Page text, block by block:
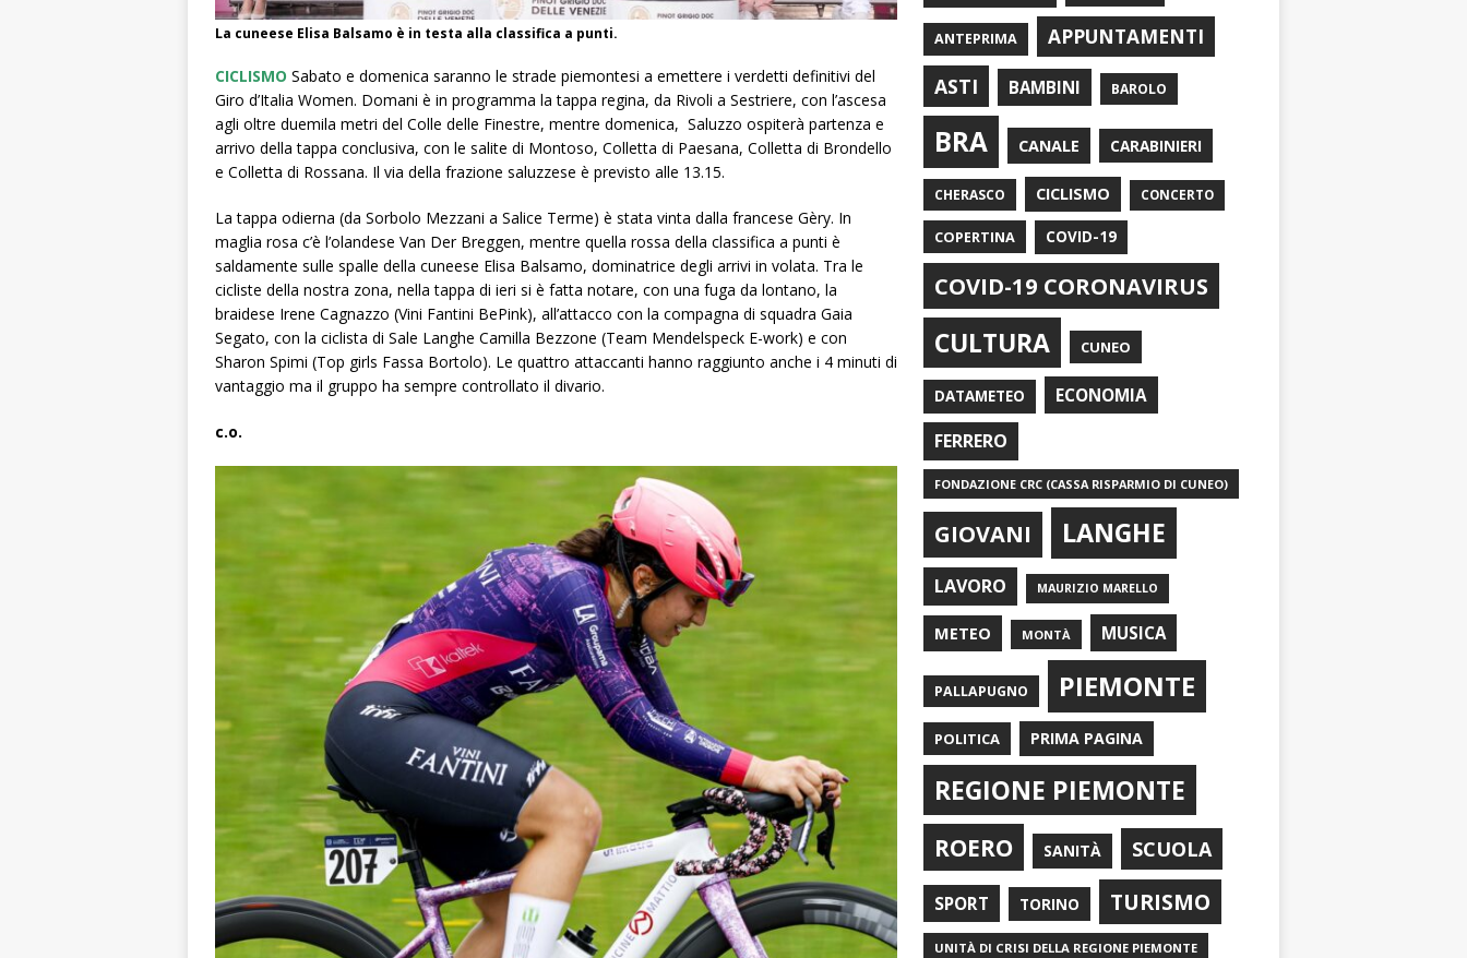
La cuneese Elisa Balsamo è in testa alla classifica a punti.
CICLISMO Sabato e domenica saranno le strade piemontesi a emettere i verdetti definitivi del
Giro d’Italia Women. Domani è in programma la tappa regina, da Rivoli a Sestriere, con l’ascesa
agli oltre duemila metri del Colle delle Finestre, mentre domenica, Saluzzo ospiterà partenza e
arrivo della tappa conclusiva, con le salite di Montoso, Colletta di Paesana, Colletta di Brondello
e Colletta di Rossana. Il via della frazione saluzzese è previsto alle 13.15.
La tappa odierna (da Sorbolo Mezzani a Salice Terme) è stata vinta dalla francese Gèry. In
maglia rosa c’è l’olandese Van Der Breggen, mentre quella rossa della classifica a punti è
saldamente sulle spalle della cuneese Elisa Balsamo, dominatrice degli arrivi in volata. Tra le
cicliste della nostra zona, nella tappa di ieri si è fatta notare, con una fuga da lontano, la
braidese Irene Cagnazzo (Vini Fantini BePink), all’attacco con la compagna di squadra Gaia
Segato, con la ciclista di Sale Langhe Camilla Bezzone (Team Mendelspeck E-work) e con
Sharon Spimi (Top girls Fassa Bortolo). Le quattro attaccanti hanno raggiunto anche i 4 minuti di
vantaggio ma il gruppo ha sempre controllato il divario.
c.o.
ANTEPRIMA
APPUNTAMENTI
ASTI
BAMBINI BAROLO
BRA CANALE CARABINIERI
CHERASCO CICLISMO CONCERTO
COPERTINA COVID-19
COVID-19 CORONAVIRUS
CULTURA CUNEO
DATAMETEO ECONOMIA
FERRERO
FONDAZIONE CRC (CASSA RISPARMIO DI CUNEO)
GIOVANI LANGHE
LAVORO MAURIZIO MARELLO
METEO MONTÀ MUSICA
PALLAPUGNO PIEMONTE
POLITICA PRIMA PAGINA
REGIONE PIEMONTE
ROERO SANITÀ SCUOLA
SPORT TORINO TURISMO
UNITÀ DI CRISI DELLA REGIONE PIEMONTE